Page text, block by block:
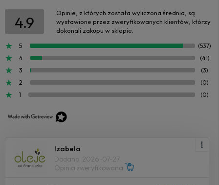
4.9
Opinie, z których została wyliczona średnia, są
wystawione przez zweryfikowanych klientów, którzy
dokonali zakupu w sklepie.
5
(537)
4 (41)
3 (3)
2 (0)
1 (0)
Izabela
Dodano: 2026-07-27
Opinia zweryfikowana